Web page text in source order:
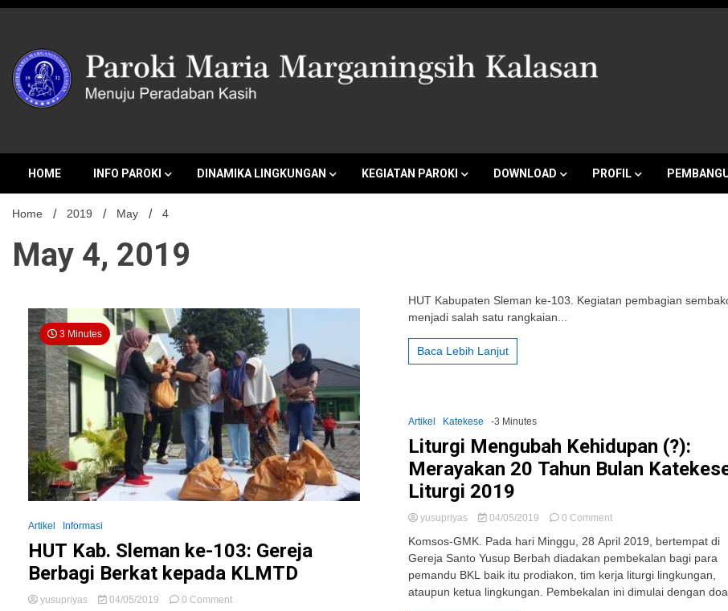
Skip
Paroki Maria
HOME INFO PAROKI DINAMIKA LINGKUNGAN KEGIATAN PAROKI DOWNLOAD PROFIL
Home 2019 May 4
May 4, 2019
3 Minutes
Artikel Informasi
HUT Kab. Sleman ke-103: Gereja
Berbagi Berkat kepada KLMTD
yusupriyas 04/05/2019 0 Commenton
103:
HUT Kabupaten Sleman ke-103. Kegiatan pembagian
menjadi salah satu rangkaian...
Baca Lebih Lanjut
Artikel Katekese -3 Minutes
Liturgi Mengubah Kehidupan (?):
Merayakan 20 Tahun Bulan
Liturgi 2019
yusupriyas 04/05/2019 0 Commenton
Mengubah
Kehidupan
(?):
Merayakan
Komsos-GMK. Pada hari Minggu, 28 April 2019, bertempat di
Gereja Santo Yusup Berbah diadakan pembekalan bagi para
pemandu BKL baik itu prodiakon, tim kerja liturgi lingkungan,
ataupun ketua lingkungan. Pembekalan ini dimulai dengan